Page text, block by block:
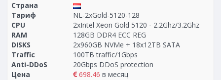
Страна
Тариф
NL-2xGold-5120-128
CPU
2xIntel Xeon Gold 5120 - 2.2Ghz/3.2Ghz
RAM
128GB DDR4 ECC REG
DISKS
2x960GB NVMe + 18х12TB SATA
Traffic
100TB traffic/1Gbps
Anti-DDoS
20Gbps DDoS protection
Цена
698.46 в месяц